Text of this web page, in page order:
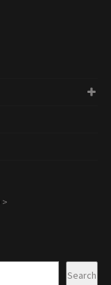
>
Search